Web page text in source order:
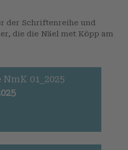
der Schriftenreihe und
die die Näel met Köpp am
01_2025